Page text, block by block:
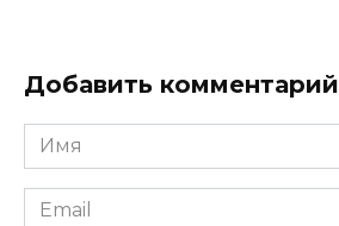
Добавить комментарий
Имя
*
Email